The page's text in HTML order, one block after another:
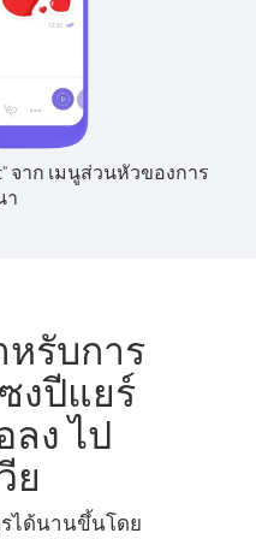
จาก เมนูส่วนหัวของการ
า
รับการ
งปีแยร์
ลง ไป
ย
ได้นานขึ้นโดย